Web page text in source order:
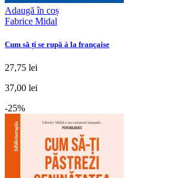
Adaugă în coș
Fabrice Midal
Cum să ți se rupă à la française
27,75 lei
37,00 lei
-25%